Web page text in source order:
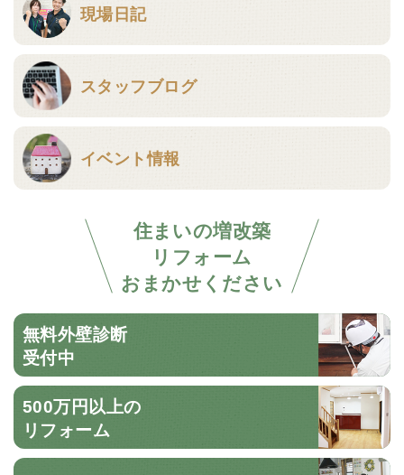
現場日記
スタッフブログ
イベント情報
住まいの増改築
リフォーム
おまかせください
無料外壁診断
受付中
500万円以上の
リフォーム